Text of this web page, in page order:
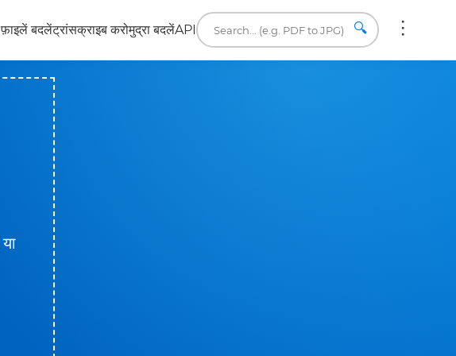
फ़ाइलें बदलेंट्रांसक्राइब करोमुद्रा बदलेंAPI 🔍
या